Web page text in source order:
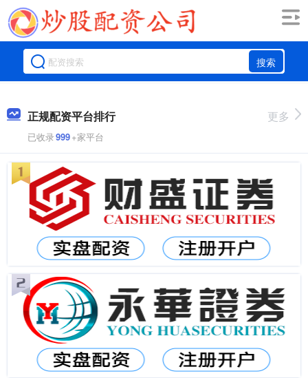
搜索
正规配资平台排行
已收录999+家平台
更多